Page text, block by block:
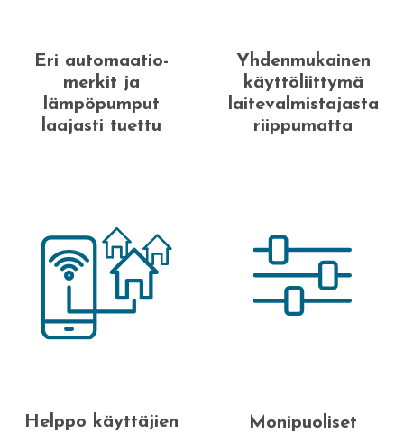
Eri automaatio-
merkit ja
lämpöpumput
laajasti tuettu
Yhdenmukainen
käyttöliittymä
laitevalmistajasta
riippumatta
Helppo käyttäjien
Monipuoliset